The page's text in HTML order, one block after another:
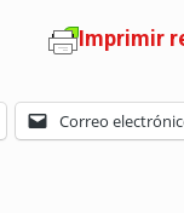
Imprimir
Correo